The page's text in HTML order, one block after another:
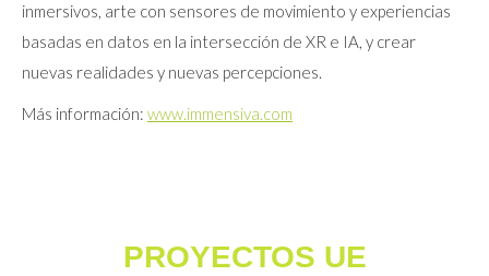
inmersivos, arte con sensores de movimiento y experiencias
basadas en datos en la intersección de XR e IA, y crear
nuevas realidades y nuevas percepciones.
Más información: www.immensiva.com
PROYECTOS UE